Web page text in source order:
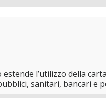
l’utilizzo della
sanitari, bancari e